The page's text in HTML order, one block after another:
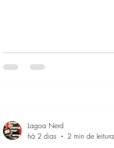
Lagoa Nerd
há 2 dias
2 min de leitura